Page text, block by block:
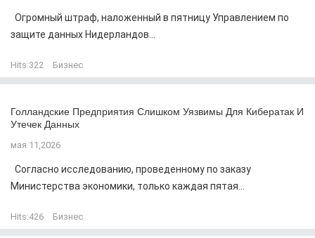
Огромный штраф, наложенный в пятницу Управлением по
защите данных Нидерландов...
Hits:322 Бизнес
Голландские Предприятия Слишком Уязвимы Для Кибератак И
Утечек Данных
мая 11,2026
Согласно исследованию, проведенному по заказу
Министерства экономики, только каждая пятая...
Hits:426 Бизнес